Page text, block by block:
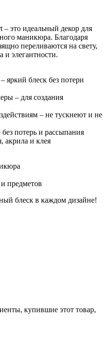
это идеальный декор для
маникюра. Благодаря
переливаются на свету,
и элегантности.
яркий блеск без потери
– для создания
– не тускнеют и не
потерь и рассыпания
акрила и клея
предметов
блеск в каждом дизайне!
купившие этот товар,